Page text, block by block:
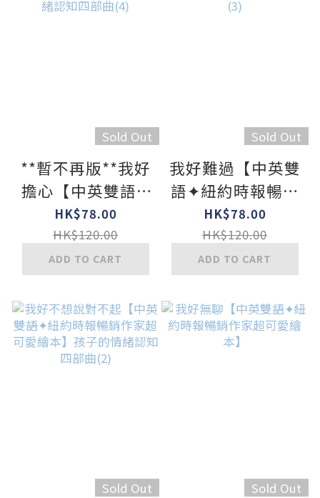
Sold Out
**暫不再版**我好
擔心【中英雙語✦
紐約時報暢銷作家
超可愛繪本】孩子
的情緒認知四部曲
(4)
HK$78.00
HK$120.00
ADD TO CART
Sold Out
我好難過【中英雙
語✦紐約時報暢銷
作家超可愛繪本】
孩子的情緒認知四
部曲(3)
HK$78.00
HK$120.00
ADD TO CART
Sold Out Sold Out